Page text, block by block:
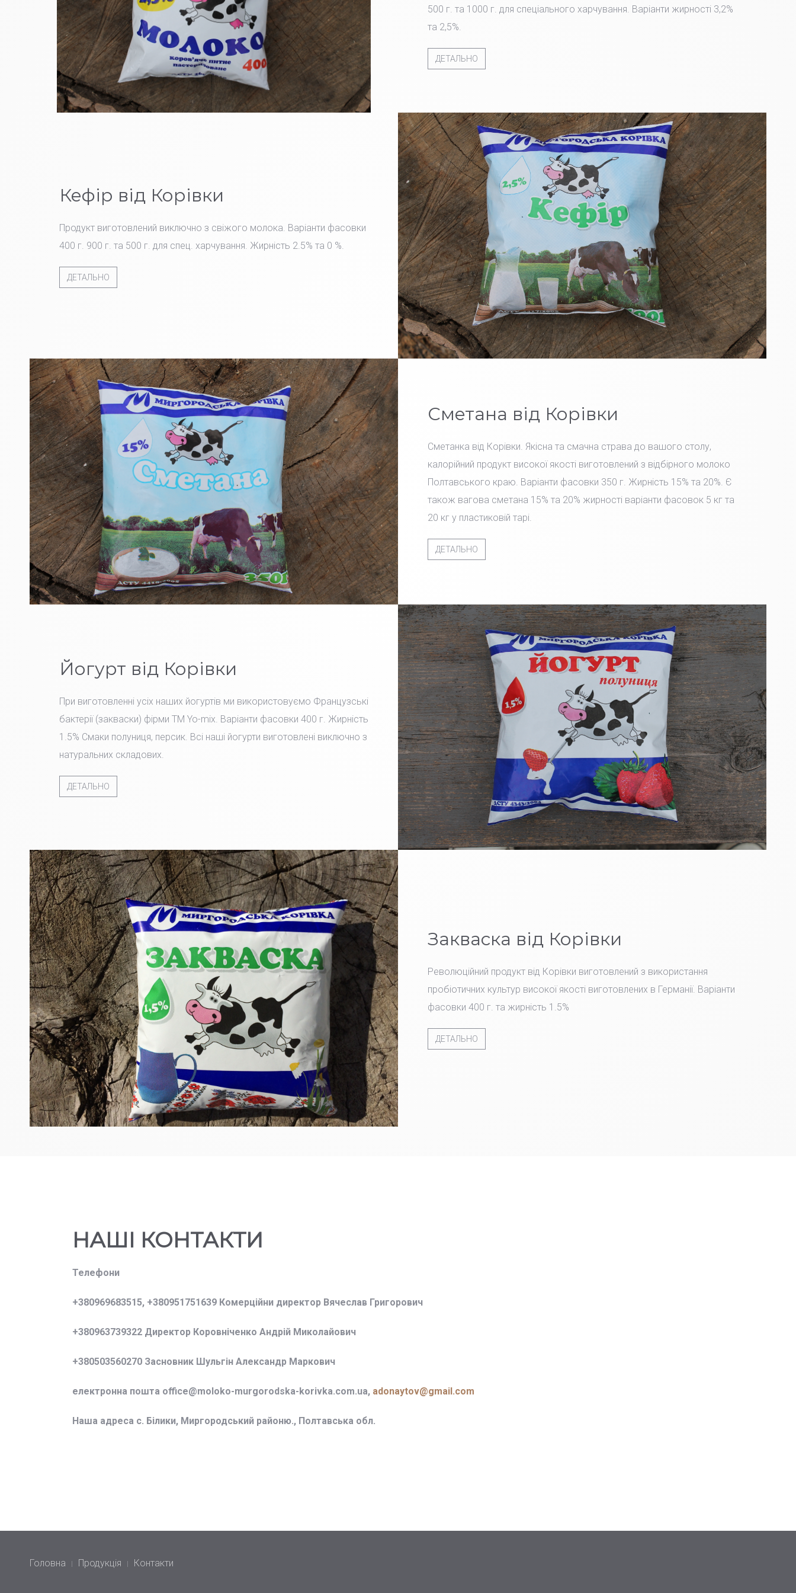
500 г. та 1000 г. для спеціального харчування. Варіанти жирності 3,2%
та 2,5%.
ДЕТАЛЬНО
Кефір від Корівки
Продукт виготовлений виключно з свіжого молока. Варіанти фасовки
400 г. 900 г. та 500 г. для спец. харчування. Жирність 2.5% та 0 %.
ДЕТАЛЬНО
Сметана від Корівки
Сметанка від Корівки. Якісна та смачна страва до вашого столу,
калорійний продукт високої якості виготовлений з відбірного молоко
Полтавського краю. Варіанти фасовки 350 г. Жирність 15% та 20%. Є
також вагова сметана 15% та 20% жирності варіанти фасовок 5 кг та
20 кг у пластиковій тарі.
ДЕТАЛЬНО
Йогурт від Корівки
При виготовленні усіх наших йогуртів ми використовуємо Французські
бактерії (закваски) фірми TM Yo-mix. Варіанти фасовки 400 г. Жирність
1.5% Смаки полуниця, персик. Всі наші йогурти виготовлені виключно з
натуральних складових.
ДЕТАЛЬНО
Закваска від Корівки
Революційний продукт від Корівки виготовлений з використання
пробіотичних культур високої якості виготовлених в Германії. Варіанти
фасовки 400 г. та жирність 1.5%
ДЕТАЛЬНО
НАШІ КОНТАКТИ
Телефони
+380969683515, +380951751639 Комерційни директор Вячеслав Григорович
+380963739322 Директор Коровніченко Андрій Миколайович
+380503560270 Засновник Шульгін Александр Маркович
електронна пошта office@moloko-murgorodska-korivka.com.ua, adonaytov@gmail.com
Наша адреса с. Білики, Миргородський районю., Полтавська обл.
Головна Продукція Контакти